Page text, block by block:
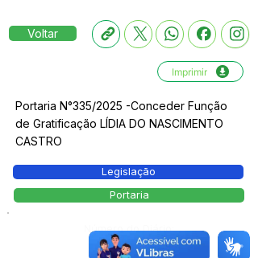
Voltar
Imprimir
Portaria N°335/2025 -Conceder Função
de Gratificação LÍDIA DO NASCIMENTO
CASTRO
Legislação
Portaria
Número do Diário:
13979